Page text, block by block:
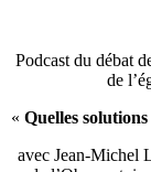
Podcast du débat
de
« Quelles
avec Jean-Michel